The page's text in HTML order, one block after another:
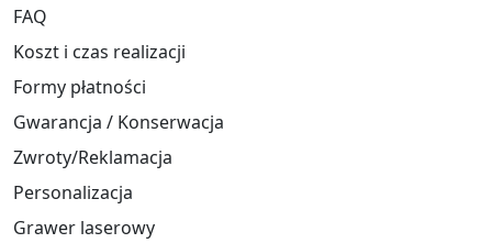
FAQ
Koszt i czas realizacji
Formy płatności
Gwarancja / Konserwacja
Zwroty/Reklamacja
Personalizacja
Grawer laserowy